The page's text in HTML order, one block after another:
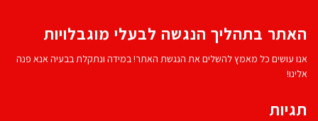
האתר בתהליך הנגשה לבעלי מוגבלויות
אנו עושים כל מאמץ להשלים את הנגשת האתר! במידה ונתקלת בבעיה אנא פנה
אלינו!
תגיות